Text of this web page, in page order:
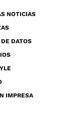
NOTICIAS
DATOS
IMPRESA